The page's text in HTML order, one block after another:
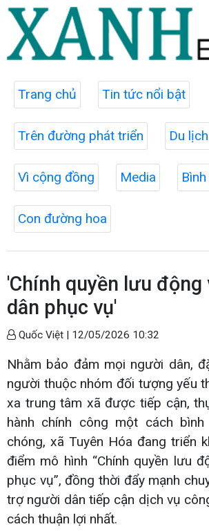
Trang chủ Tin tức nổi bật
Trên đường phát triển Du lịch
Vì cộng đồng Media
Con đường hoa
'Chính quyền lưu động
dân phục vụ'
Quốc Việt | 12/05/2026 10:32
Nhằm bảo đảm mọi người dân,
người thuộc nhóm đối tượng yếu
xa trung tâm xã được tiếp cận,
hành chính công một cách bình
chóng, xã Tuyên Hóa đang triển
điểm mô hình “Chính quyền lưu
phục vụ”, đồng thời đẩy mạnh
trợ người dân tiếp cận dịch vụ
cách thuận lợi nhất.